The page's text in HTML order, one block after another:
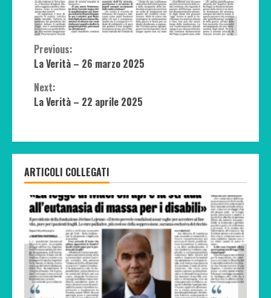
Continue
Reading
Previous:
La Verità – 26 marzo 2025
Next:
La Verità – 22 aprile 2025
ARTICOLI COLLEGATI